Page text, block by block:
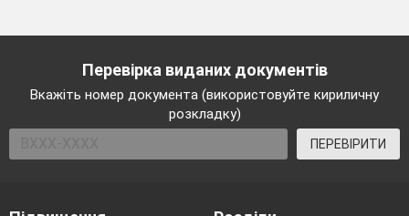
Перевірка виданих документів
Вкажіть номер документа (використовуйте кириличну
розкладку)
ПЕРЕВІРИТИ